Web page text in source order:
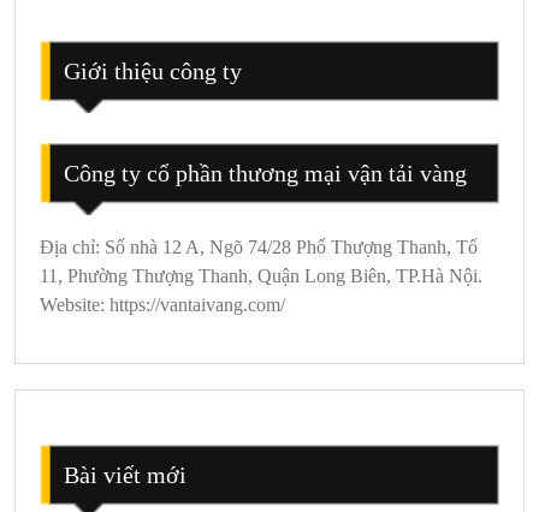
Tự
Giới thiệu công ty
Công ty cổ phần thương mại vận tải vàng
Địa chỉ: Số nhà 12 A, Ngõ 74/28 Phố Thượng Thanh, Tổ
11, Phường Thượng Thanh, Quận Long Biên, TP.Hà Nội.
Website: https://vantaivang.com/
Bài viết mới